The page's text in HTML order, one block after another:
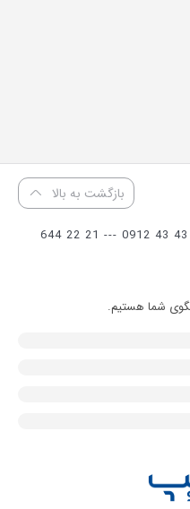
بازگشت به بالا
02122207923 --- 942 43 43 0912 --- 21 22 644